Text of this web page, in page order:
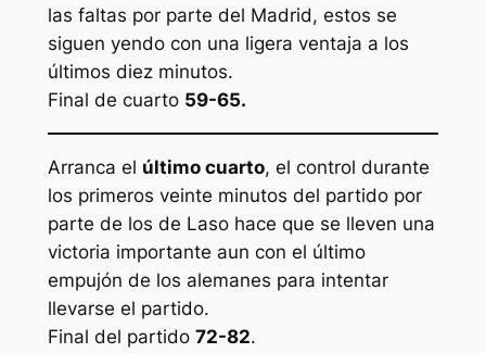
las faltas por parte del Madrid, estos se
siguen yendo con una ligera ventaja a los
últimos diez minutos.
Final de cuarto 59-65.
Arranca el último cuarto, el control durante
los primeros veinte minutos del partido por
parte de los de Laso hace que se lleven una
victoria importante aun con el último
empujón de los alemanes para intentar
llevarse el partido.
Final del partido 72-82.